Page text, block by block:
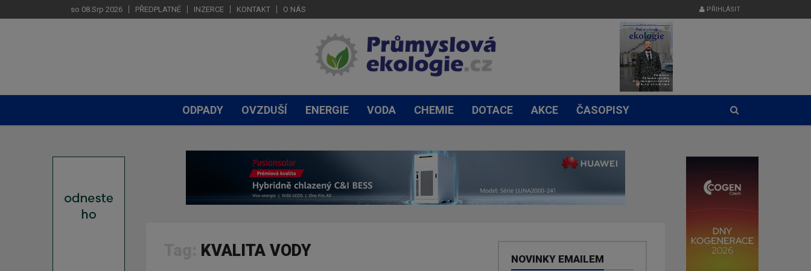
so 08.Srp 2026 PŘEDPLATNÉ INZERCE KONTAKT O NÁS PŘIHLÁSIT
ODPADY OVZDUŠÍ ENERGIE VODA CHEMIE DOTACE AKCE ČASOPISY
KVALITA VODY NOVINKY EMAILEM